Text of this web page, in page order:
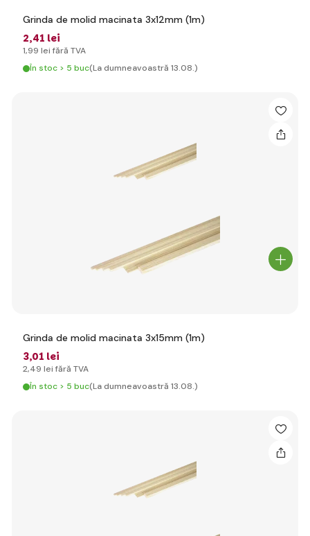
Grinda de molid macinata 3x12mm (1m)
2,41 lei
1,99 lei fără TVA
În stoc > 5 buc(La dumneavoastră 13.08.)
Grinda de molid macinata 3x15mm (1m)
3,01 lei
2,49 lei fără TVA
În stoc > 5 buc(La dumneavoastră 13.08.)